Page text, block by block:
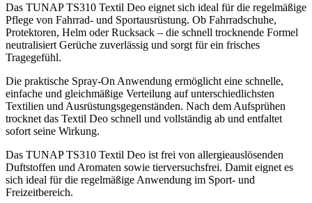
Das TUNAP TS310 Textil Deo eignet sich ideal für die regelmäßige
Pflege von Fahrrad- und Sportausrüstung. Ob Fahrradschuhe,
Protektoren, Helm oder Rucksack – die schnell trocknende Formel
neutralisiert Gerüche zuverlässig und sorgt für ein frisches
Tragegefühl.
Die praktische Spray-On Anwendung ermöglicht eine schnelle,
einfache und gleichmäßige Verteilung auf unterschiedlichsten
Textilien und Ausrüstungsgegenständen. Nach dem Aufsprühen
trocknet das Textil Deo schnell und vollständig ab und entfaltet
sofort seine Wirkung.
Das TUNAP TS310 Textil Deo ist frei von allergieauslösenden
Duftstoffen und Aromaten sowie tierversuchsfrei. Damit eignet es
sich ideal für die regelmäßige Anwendung im Sport- und
Freizeitbereich.